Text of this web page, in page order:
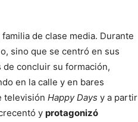
de clase media. Durante
sino que se centró en sus
concluir su formación,
en la calle y en bares
televisión Happy Days y a partir
y protagonizó